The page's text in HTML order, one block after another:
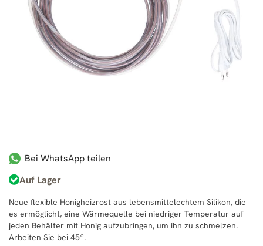
Bei WhatsApp teilen
Auf Lager
Neue flexible Honigheizrost aus lebensmittelechtem Silikon, die
es ermöglicht, eine Wärmequelle bei niedriger Temperatur auf
jeden Behälter mit Honig aufzubringen, um ihn zu schmelzen.
Arbeiten Sie bei 45º.